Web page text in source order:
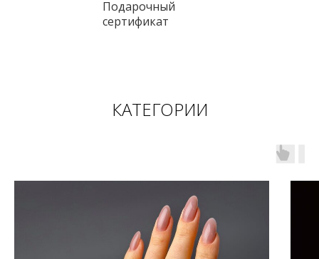
Подарочный
сертификат
КАТЕГОРИИ